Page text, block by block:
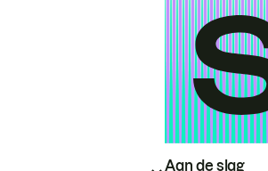
Aan de slag